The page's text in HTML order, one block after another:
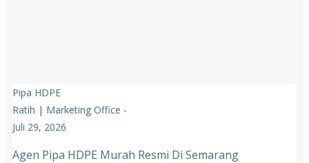
Pipa HDPE
Ratih | Marketing Office -
Juli 29, 2026
Agen Pipa HDPE Murah Resmi Di Semarang